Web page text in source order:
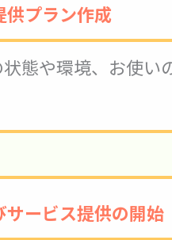
供プラン作成
態や環境、お使
サービス提供の開始